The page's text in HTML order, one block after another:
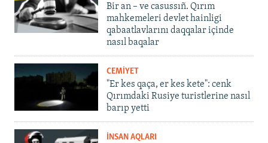
Bir an – ve casussıñ. Qırım
mahkemeleri devlet hainligi
qabaatlavlarını daqqalar içinde
nasıl baqalar
CEMİYET
"Er kes qaça, er kes kete": cenk
Qırımdaki Rusiye turistlerine nasıl
barıp yetti
İNSAN AQLARI